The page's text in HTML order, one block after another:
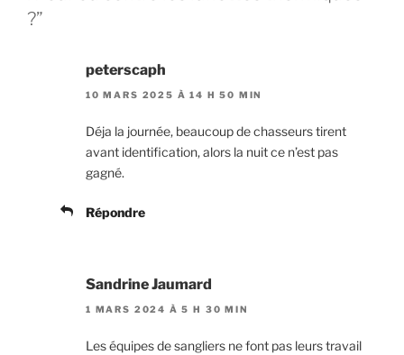
?”
peterscaph
10 MARS 2025 À 14 H 50 MIN
Déja la journée, beaucoup de chasseurs tirent
avant identification, alors la nuit ce n’est pas
gagné.
Répondre
Sandrine Jaumard
1 MARS 2024 À 5 H 30 MIN
Les équipes de sangliers ne font pas leurs travail